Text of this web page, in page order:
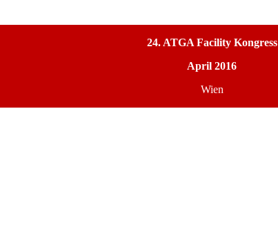
24. ATGA Facility Kongress
April 2016
Wien